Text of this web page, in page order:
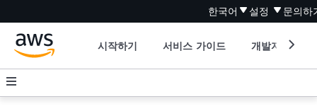
한국어 설정 문의하
시작하기 서비스 가이드 개발자 도구